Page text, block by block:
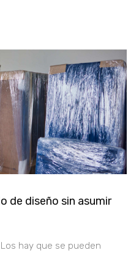
de diseño sin asumir
hay que se pueden